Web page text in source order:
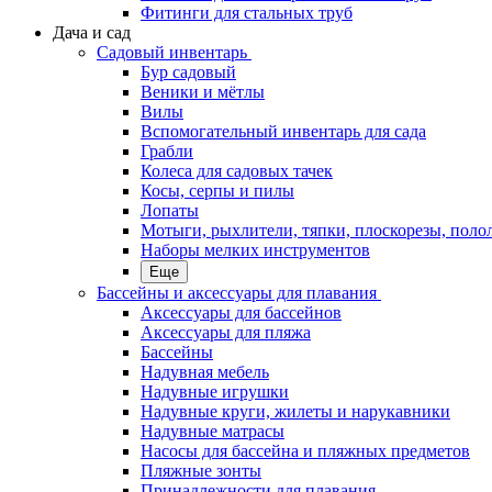
Фитинги для стальных труб
Дача и сад
Садовый инвентарь
Бур садовый
Веники и мётлы
Вилы
Вспомогательный инвентарь для сада
Грабли
Колеса для садовых тачек
Косы, серпы и пилы
Лопаты
Мотыги, рыхлители, тяпки, плоскорезы,
Наборы мелких инструментов
Еще
Бассейны и аксессуары для плавания
Аксессуары для бассейнов
Аксессуары для пляжа
Бассейны
Надувная мебель
Надувные игрушки
Надувные круги, жилеты и нарукавники
Надувные матрасы
Насосы для бассейна и пляжных предметов
Пляжные зонты